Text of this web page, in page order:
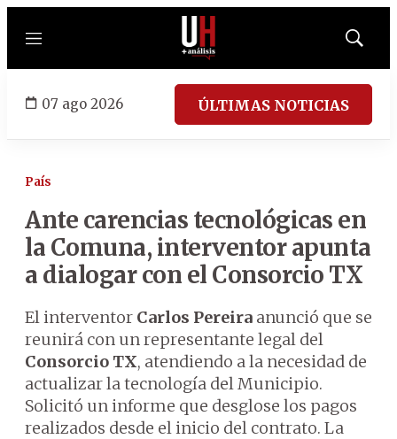
Menú
Mostrar
07 ago 2026 ÚLTIMAS NOTICIAS
País
Ante carencias tecnológicas en
la Comuna, interventor apunta
a dialogar con el Consorcio TX
El interventor Carlos Pereira anunció que se
reunirá con un representante legal del
Consorcio TX, atendiendo a la necesidad de
actualizar la tecnología del Municipio.
Solicitó un informe que desglose los pagos
realizados desde el inicio del contrato. La